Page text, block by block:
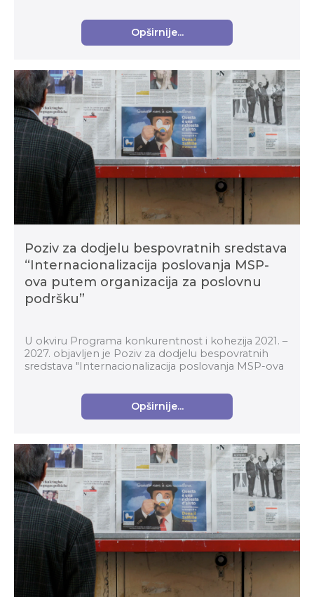
Opširnije...
Poziv za dodjelu bespovratnih sredstava
“Internacionalizacija poslovanja MSP-
ova putem organizacija za poslovnu
podršku”
U okviru Programa konkurentnost i kohezija 2021. –
2027. objavljen je Poziv za dodjelu bespovratnih
sredstava "Internacionalizacija poslovanja MSP-ova
Opširnije...